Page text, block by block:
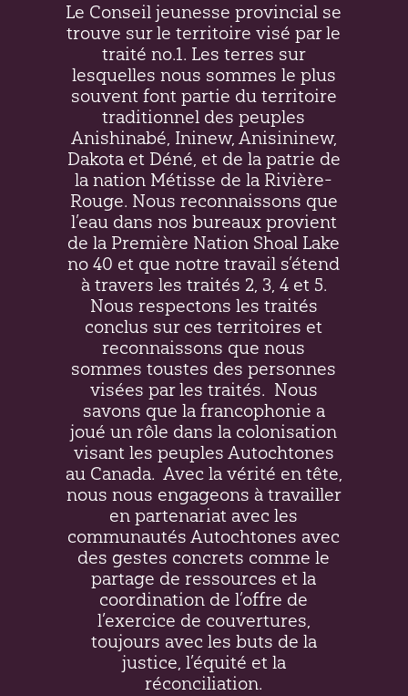
Le Conseil jeunesse provincial se
trouve sur le territoire visé par le
traité no.1. Les terres sur
lesquelles nous sommes le plus
souvent font partie du territoire
traditionnel des peuples
Anishinabé, Ininew, Anisininew,
Dakota et Déné, et de la patrie de
la nation Métisse de la Rivière-
Rouge. Nous reconnaissons que
l’eau dans nos bureaux provient
de la Première Nation Shoal Lake
no 40 et que notre travail s’étend
à travers les traités 2, 3, 4 et 5.
Nous respectons les traités
conclus sur ces territoires et
reconnaissons que nous
sommes toustes des personnes
visées par les traités. Nous
savons que la francophonie a
joué un rôle dans la colonisation
visant les peuples Autochtones
au Canada. Avec la vérité en tête,
nous nous engageons à travailler
en partenariat avec les
communautés Autochtones avec
des gestes concrets comme le
partage de ressources et la
coordination de l’offre de
l’exercice de couvertures,
toujours avec les buts de la
justice, l’équité et la
réconciliation.